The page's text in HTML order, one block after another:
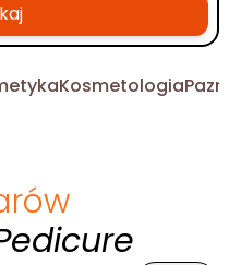
Kosmetologia